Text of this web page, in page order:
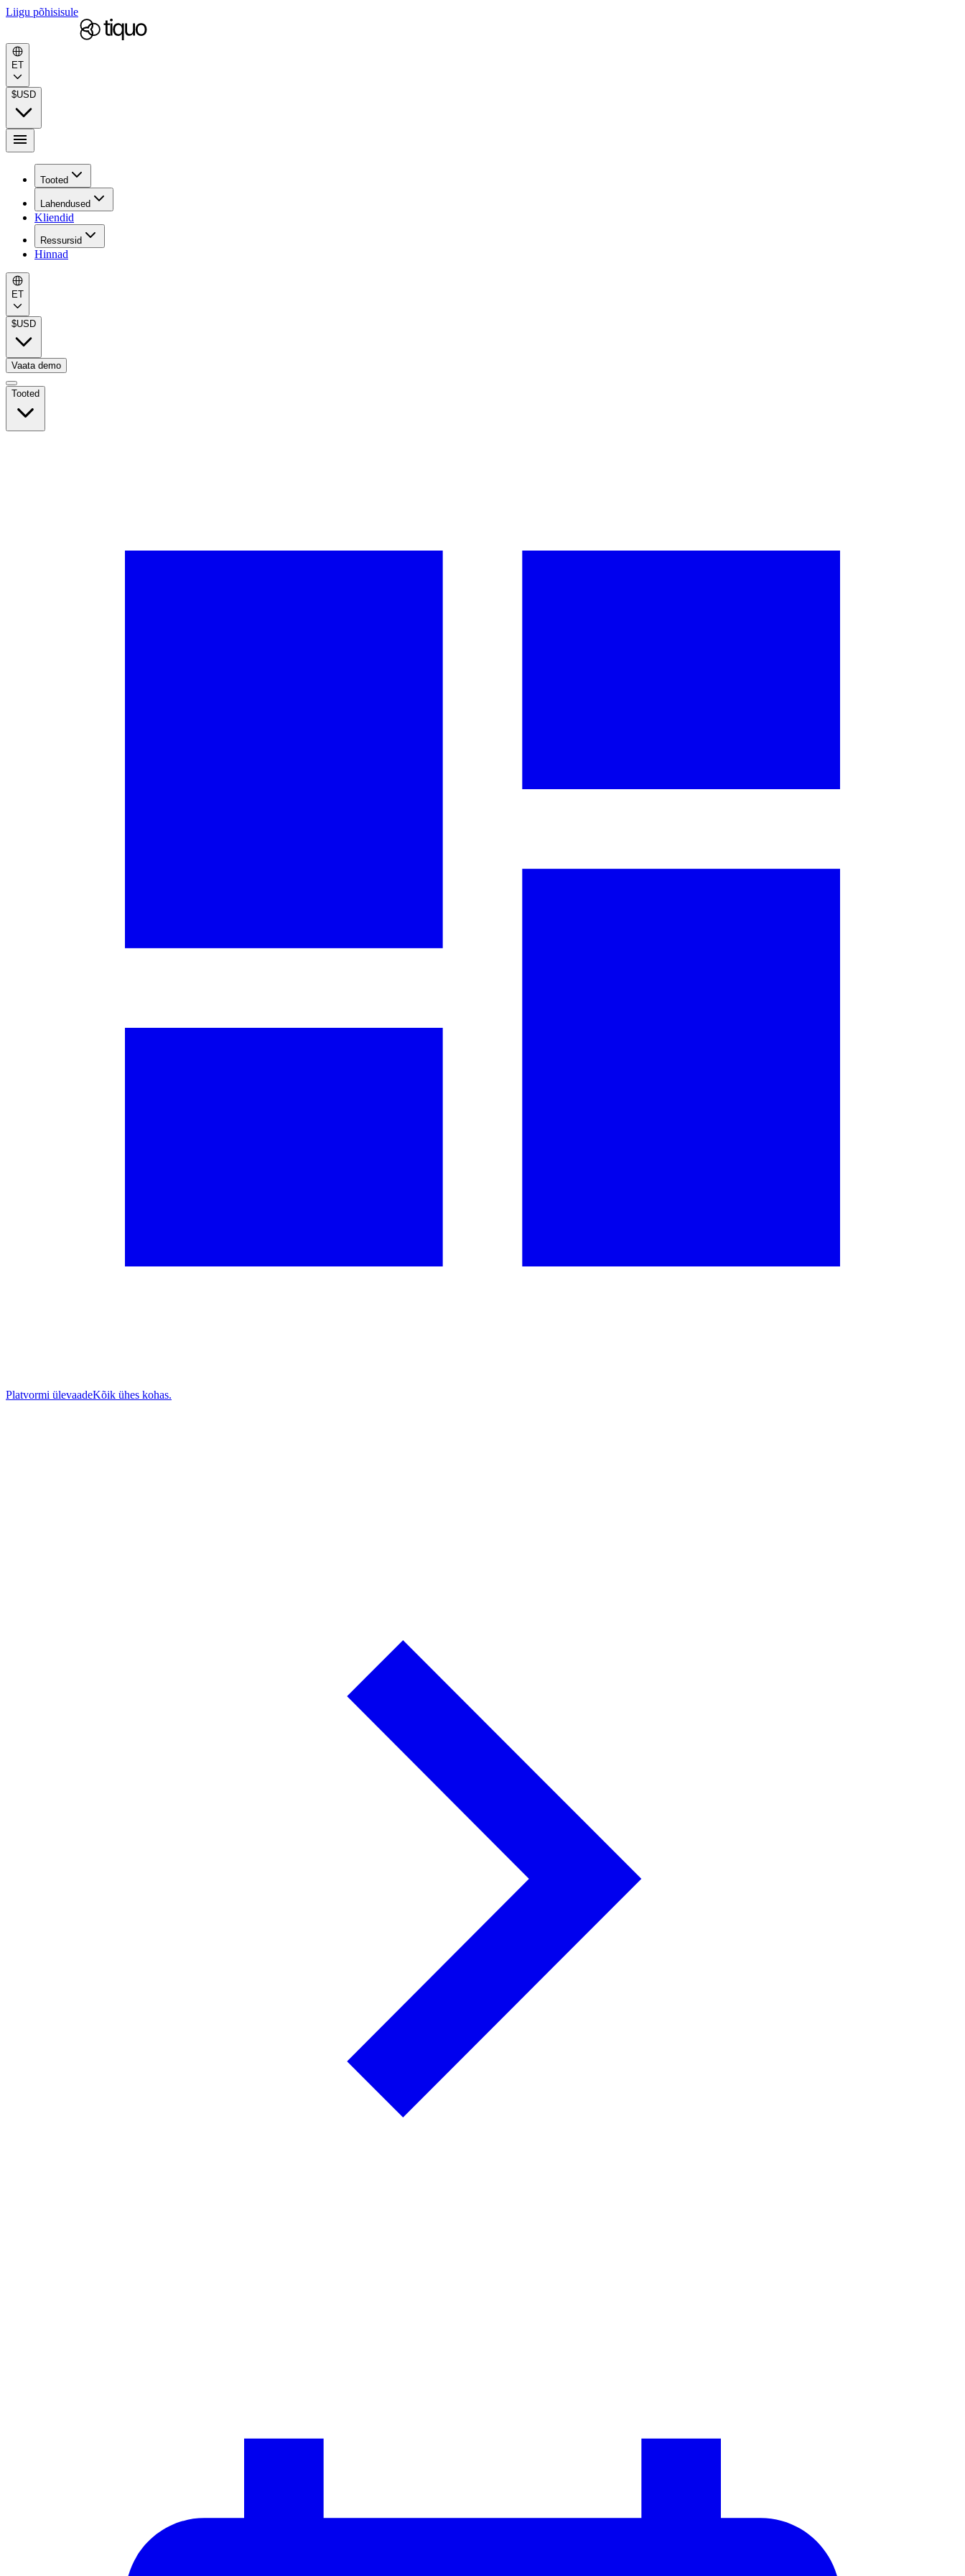
Liigu põhisisule
ET
$USD
Tooted
Lahendused
Kliendid
Ressursid
Hinnad
ET
$USD
Vaata demo
Tooted
Platvormi ülevaadeKõik ühes kohas.